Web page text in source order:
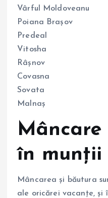
Vârful Moldoveanu
Poiana Brașov
Predeal
Vitosha
Râșnov
Covasna
Sovata
Malnaș
în munții
Mâncarea și băutura
ale oricărei vacanțe, și